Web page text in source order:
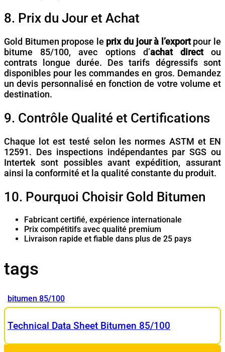
8. Prix du Jour et Achat
Gold Bitumen propose le prix du jour à l’exportpour le
bitume 85/100, avec options d’achat directou
contrats longue durée. Des tarifs dégressifs sont
disponibles pour les commandes en gros. Demandez
un devis personnalisé en fonction de votre volume et
destination.
9. Contrôle Qualité et Certifications
Chaque lot est testé selon les normes ASTM et EN
12591. Des inspections indépendantes par SGS ou
Intertek sont possibles avant expédition, assurant
ainsi la conformité et la qualité constante du produit.
10. Pourquoi Choisir Gold Bitumen
Fabricant certifié, expérience internationale
Prix compétitifs avec qualité premium
Livraison rapide et fiable dans plus de 25 pays
tags
bitumen 85/100
Technical Data Sheet Bitumen 85/100